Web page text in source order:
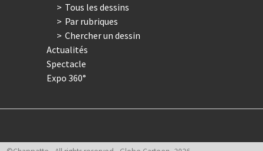
Tous les dessins
Par rubriques
Chercher un dessin
Actualités
Spectacle
Expo 360°